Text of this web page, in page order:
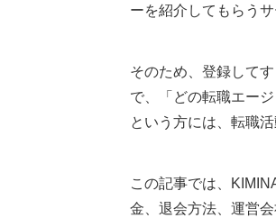
ーを紹介してもらうサ
そのため、登録して
で、「どの転職エー
という方には、転職
この記事では、
金、退会方法、運営